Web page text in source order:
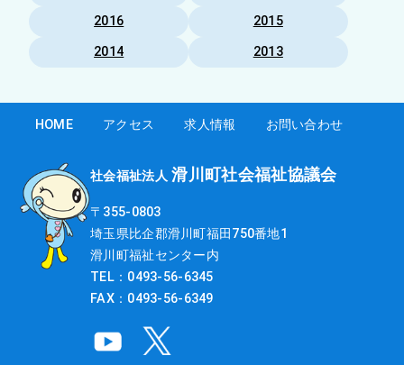
2016
2015
2014
2013
HOME アクセス 求人情報 お問い合わせ
社会福祉法人 滑川町社会福祉協議会
〒355-0803
埼玉県比企郡滑川町福田750番地1
滑川町福祉センター内
TEL：0493-56-6345
FAX：0493-56-6349